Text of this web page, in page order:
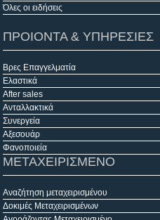
Όλες οι ειδήσεις
ΠΡΟΙΟΝΤΑ & ΥΠΗΡΕΣΙΕΣ
Βρες Επαγγελματία
Ελαστικά
After sales
Ανταλλακτικά
Συνεργεία
Αξεσουάρ
Φανοποιεία
ΜΕΤΑΧΕΙΡΙΣΜΕΝΟ
Αναζήτηση μεταχειρισμένου
Δοκιμές Μεταχειρισμένων